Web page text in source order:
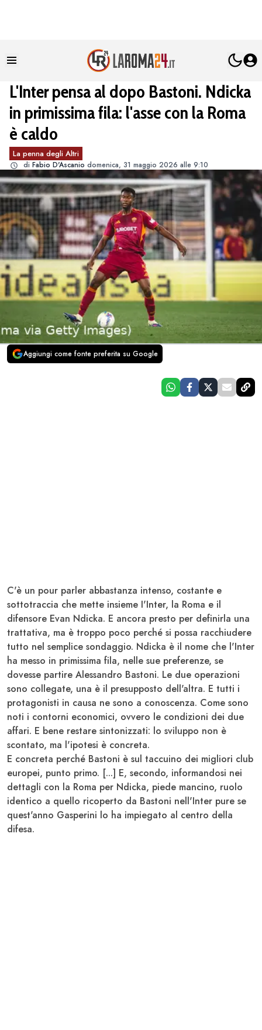
L'Inter pensa al dopo Bastoni. Ndicka
in primissima fila: l'asse con la Roma
è caldo
La penna degli Altri
di Fabio D'Ascanio domenica, 31 maggio 2026 alle 9:10
Aggiungi come fonte preferita su Google
C'è un pour parler abbastanza intenso, costante e
sottotraccia che mette insieme I'Inter, la Roma e il
difensore Evan Ndicka. E ancora presto per definirla una
trattativa, ma è troppo poco perché si possa racchiudere
tutto nel semplice sondaggio. Ndicka è il nome che l'Inter
ha messo in primissima fila, nelle sue preferenze, se
dovesse partire Alessandro Bastoni. Le due operazioni
sono collegate, una è il presupposto dell'altra. E tutti i
protagonisti in causa ne sono a conoscenza. Come sono
noti i contorni economici, ovvero le condizioni dei due
affari. E bene restare sintonizzati: lo sviluppo non è
scontato, ma l'ipotesi è concreta.
E concreta perché Bastoni è sul taccuino dei migliori club
europei, punto primo. [...] E, secondo, informandosi nei
dettagli con la Roma per Ndicka, piede mancino, ruolo
identico a quello ricoperto da Bastoni nell'Inter pure se
quest'anno Gasperini lo ha impiegato al centro della
difesa.